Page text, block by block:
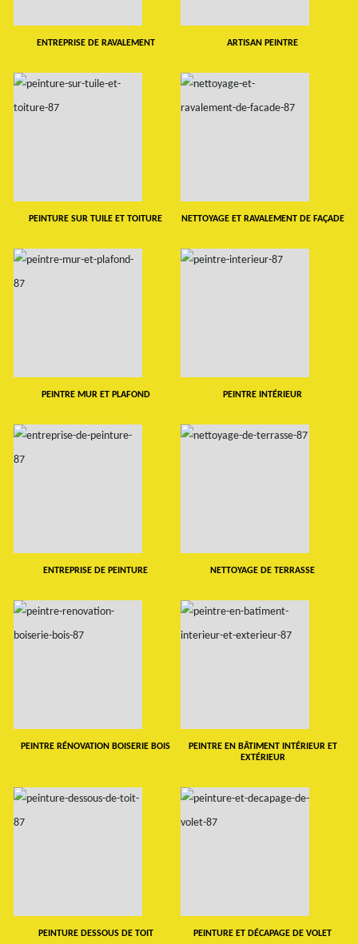
ENTREPRISE DE RAVALEMENT ARTISAN PEINTRE
PEINTURE SUR TUILE ET TOITURE NETTOYAGE ET RAVALEMENT DE FAÇADE
PEINTRE MUR ET PLAFOND PEINTRE INTÉRIEUR
ENTREPRISE DE PEINTURE NETTOYAGE DE TERRASSE
PEINTRE RÉNOVATION BOISERIE BOIS
PEINTRE EN BÂTIMENT INTÉRIEUR ET
EXTÉRIEUR
PEINTURE DESSOUS DE TOIT PEINTURE ET DÉCAPAGE DE VOLET